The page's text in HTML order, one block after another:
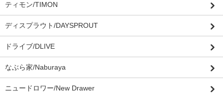
ティモン/TIMON
ディスプラウト/DAYSPROUT
ドライブ/DLIVE
なぶら家/Naburaya
ニュードロワー/New Drawer